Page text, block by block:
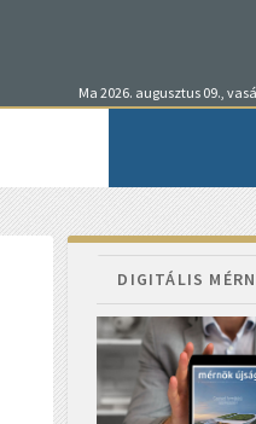
Ma 2026. augusztus 09.,
DIGITÁLIS